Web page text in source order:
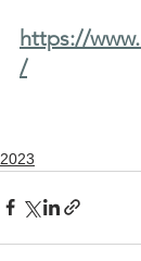
https://
/
2023